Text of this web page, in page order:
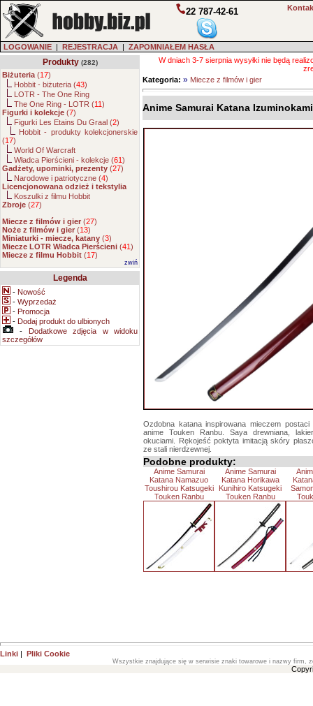
22 787-42-61
LOGOWANIE | REJESTRACJA | ZAPOMNIAŁEM HASŁA
Produkty (282)
Biżuteria (17)
Hobbit - biżuteria (43)
LOTR - The One Ring
The One Ring - LOTR (11)
Figurki i kolekcje (7)
Figurki Les Etains Du Graal (2)
Hobbit - produkty kolekcjonerskie
(17)
World Of Warcraft
Władca Pierścieni - kolekcje (61)
Gadżety, upominki, prezenty (27)
Narodowe i patriotyczne (4)
Licencjonowana odzież i tekstylia
Koszulki z filmu Hobbit
Zbroje (27)
Miecze z filmów i gier (27)
Noże z filmów i gier (13)
Miniaturki - miecze, katany (3)
Miecze LOTR Władca Pierścieni (41)
Miecze z filmu Hobbit (17)
zwiń
Legenda
- Nowość
- Wyprzedaż
- Promocja
- Dodaj produkt do ulbionych
- Dodatkowe zdjęcia w widoku
szczegółów
W dniach 3-7 sierpnia wysyłki nie będą
Kategoria: » Miecze z filmów i gier
Anime Samurai Katana
Ozdobna katana inspirowana mieczem
anime Touken Ranbu. Saya drewniana,
okuciami. Rękojeść poktyta imitacją skóry
ze stali nierdzewnej.
Podobne produkty:
Anime Samurai
Katana Namazuo
Toushirou Katsugeki
Touken Ranbu
Anime Samurai
Katana Horikawa
Kunihiro Katsugeki
Touken Ranbu
Linki | Pliki Cookie
Wszystkie znajdujące się w serwisie znaki towarowe i nazwy firm,